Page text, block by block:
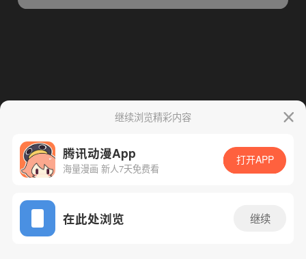
App免费看
继续浏览精彩内容
腾讯动漫App
海量漫画 新人7天免费看
打开APP
在此处浏览 继续